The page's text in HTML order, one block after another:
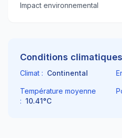
Impact environnemental
Conditions
Climat : Continental
Température moyenne
: 10.41°C